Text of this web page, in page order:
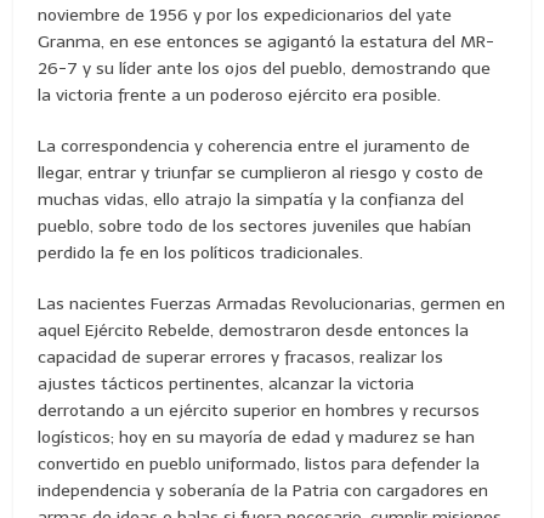
noviembre de 1956 y por los expedicionarios del yate
Granma, en ese entonces se agigantó la estatura del MR-
26-7 y su líder ante los ojos del pueblo, demostrando que
la victoria frente a un poderoso ejército era posible.
La correspondencia y coherencia entre el juramento de
llegar, entrar y triunfar se cumplieron al riesgo y costo de
muchas vidas, ello atrajo la simpatía y la confianza del
pueblo, sobre todo de los sectores juveniles que habían
perdido la fe en los políticos tradicionales.
Las nacientes Fuerzas Armadas Revolucionarias, germen en
aquel Ejército Rebelde, demostraron desde entonces la
capacidad de superar errores y fracasos, realizar los
ajustes tácticos pertinentes, alcanzar la victoria
derrotando a un ejército superior en hombres y recursos
logísticos; hoy en su mayoría de edad y madurez se han
convertido en pueblo uniformado, listos para defender la
independencia y soberanía de la Patria con cargadores en